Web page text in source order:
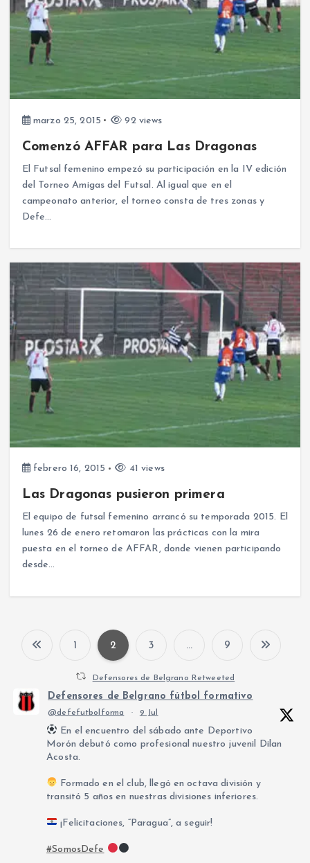
marzo 25, 2015 92 views
Comenzó AFFAR para Las Dragonas
El Futsal femenino empezó su participación en la IV edición
del Torneo Amigas del Futsal. Al igual que en el
campeonato anterior, el torneo consta de tres zonas y
Defe…
febrero 16, 2015 41 views
Las Dragonas pusieron primera
El equipo de futsal femenino arrancó su temporada 2015. El
lunes 26 de enero retomaron las prácticas con la mira
puesta en el torneo de AFFAR, donde vienen participando
desde…
a
g
n
a
1 2 3 … 9
Defensores de Belgrano Retweeted
Defensores de Belgrano fútbol formativo
@defefutbolforma · 9 Jul
En el encuentro del sábado ante Deportivo
Morón debutó como profesional nuestro juvenil Dilan
Acosta.
Formado en el club, llegó en octava división y
transitó 5 años en nuestras divisiones inferiores.
¡Felicitaciones, “Paragua”, a seguir!
#SomosDefe